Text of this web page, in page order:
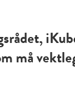
må